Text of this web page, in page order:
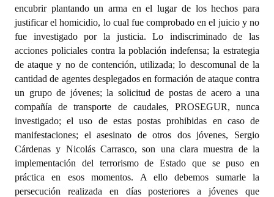
encubrir plantando un arma en el lugar de los hechos para
justificar el homicidio, lo cual fue comprobado en el juicio y no
fue investigado por la justicia. Lo indiscriminado de las
acciones policiales contra la población indefensa; la estrategia
de ataque y no de contención, utilizada; lo descomunal de la
cantidad de agentes desplegados en formación de ataque contra
un grupo de jóvenes; la solicitud de postas de acero a una
compañía de transporte de caudales, PROSEGUR, nunca
investigado; el uso de estas postas prohibidas en caso de
manifestaciones; el asesinato de otros dos jóvenes, Sergio
Cárdenas y Nicolás Carrasco, son una clara muestra de la
implementación del terrorismo de Estado que se puso en
práctica en esos momentos. A ello debemos sumarle la
persecución realizada en días posteriores a jóvenes que